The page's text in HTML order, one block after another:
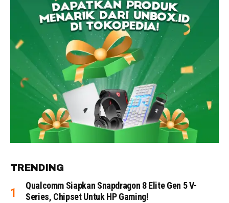
TRENDING
Qualcomm Siapkan Snapdragon 8 Elite Gen 5 V-
Series, Chipset Untuk HP Gaming!